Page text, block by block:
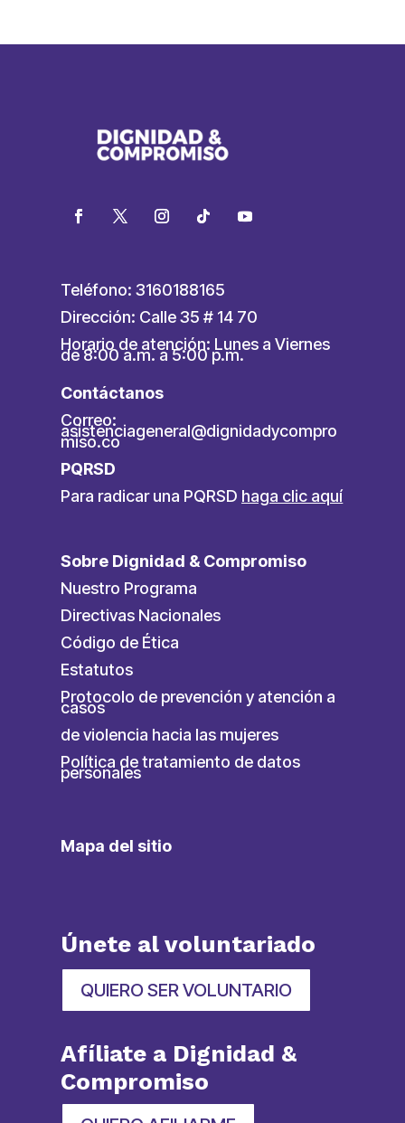
Teléfono: 3160188165
Dirección: Calle 35 # 14 70
Horario de atención: Lunes a Viernes
de 8:00 a.m. a 5:00 p.m.
Contáctanos
Correo:
asistenciageneral@dignidadycompro
miso.co
PQRSD
Para radicar una PQRSD haga clic aquí
Sobre Dignidad & Compromiso
Nuestro Programa
Directivas Nacionales
Código de Ética
Estatutos
Protocolo de prevención y atención a
casos
de violencia hacia las mujeres
Política de tratamiento de datos
personales
Mapa del sitio
Únete al voluntariado
QUIERO SER VOLUNTARIO
Afíliate a Dignidad &
Compromiso